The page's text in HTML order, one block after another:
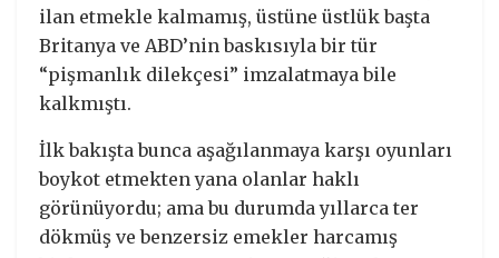
ilan etmekle kalmamış, üstüne üstlük başta
Britanya ve ABD’nin baskısıyla bir tür
“pişmanlık dilekçesi” imzalatmaya bile
kalkmıştı.
İlk bakışta bunca aşağılanmaya karşı oyunları
boykot etmekten yana olanlar haklı
görünüyordu; ama bu durumda yıllarca ter
dökmüş ve benzersiz emekler harcamış